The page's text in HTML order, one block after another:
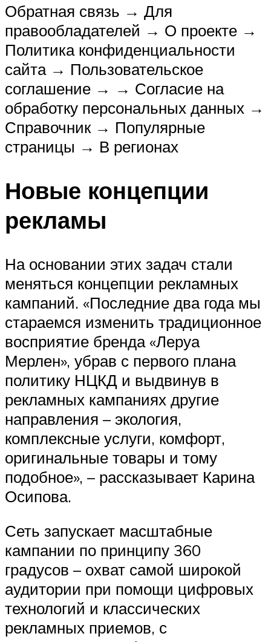
Обратная связь → Для
правообладателей → О проекте →
Политика конфиденциальности
сайта → Пользовательское
соглашение → → Согласие на
обработку персональных данных →
Справочник → Популярные
страницы → В регионах
Новые концепции
рекламы
На основании этих задач стали
меняться концепции рекламных
кампаний. «Последние два года мы
стараемся изменить традиционное
восприятие бренда «Леруа
Мерлен», убрав с первого плана
политику НЦКД и выдвинув в
рекламных кампаниях другие
направления – экология,
комплексные услуги, комфорт,
оригинальные товары и тому
подобное», – рассказывает Карина
Осипова.
Сеть запускает масштабные
кампании по принципу 360
градусов – охват самой широкой
аудитории при помощи цифровых
технологий и классических
рекламных приемов, с